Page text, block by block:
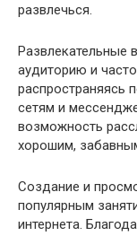
развлечься.
аудиторию и
распространяясь
сетям и
возможность
хорошим,
Создание и
популярным
интернета.